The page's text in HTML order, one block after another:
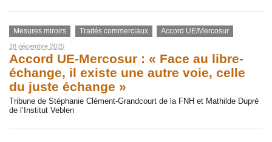
Mesures miroirs Traités commerciaux Accord UE/Mercosur
18 décembre 2025
Accord UE-Mercosur : « Face au libre-
échange, il existe une autre voie, celle
du juste échange »
Tribune de Stéphanie Clément-Grandcourt de la FNH et Mathilde Dupré
de l’Institut Veblen